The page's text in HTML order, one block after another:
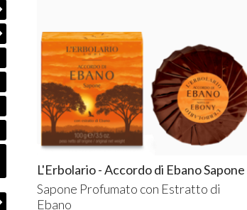
L'Erbolario - Accordo di Ebano Sapone
Sapone Profumato con Estratto di
Ebano